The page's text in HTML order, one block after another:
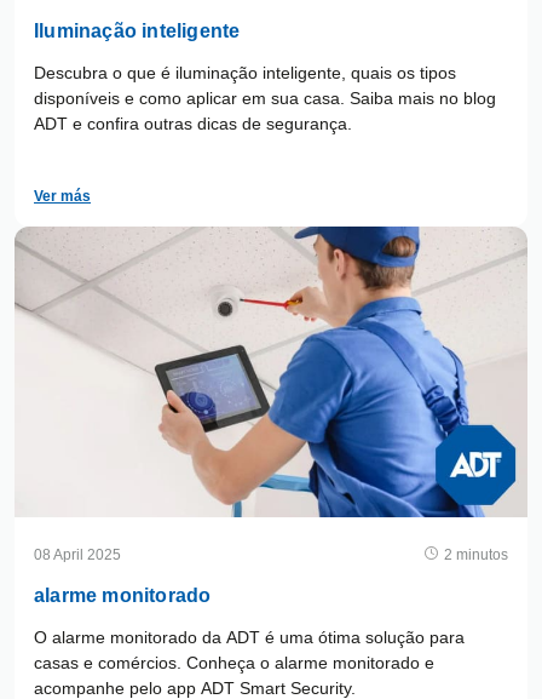
Iluminação inteligente
Descubra o que é iluminação inteligente, quais os tipos
disponíveis e como aplicar em sua casa. Saiba mais no blog
ADT e confira outras dicas de segurança.
Ver más
08 April 2025 2 minutos
alarme monitorado
O alarme monitorado da ADT é uma ótima solução para
casas e comércios. Conheça o alarme monitorado e
acompanhe pelo app ADT Smart Security.